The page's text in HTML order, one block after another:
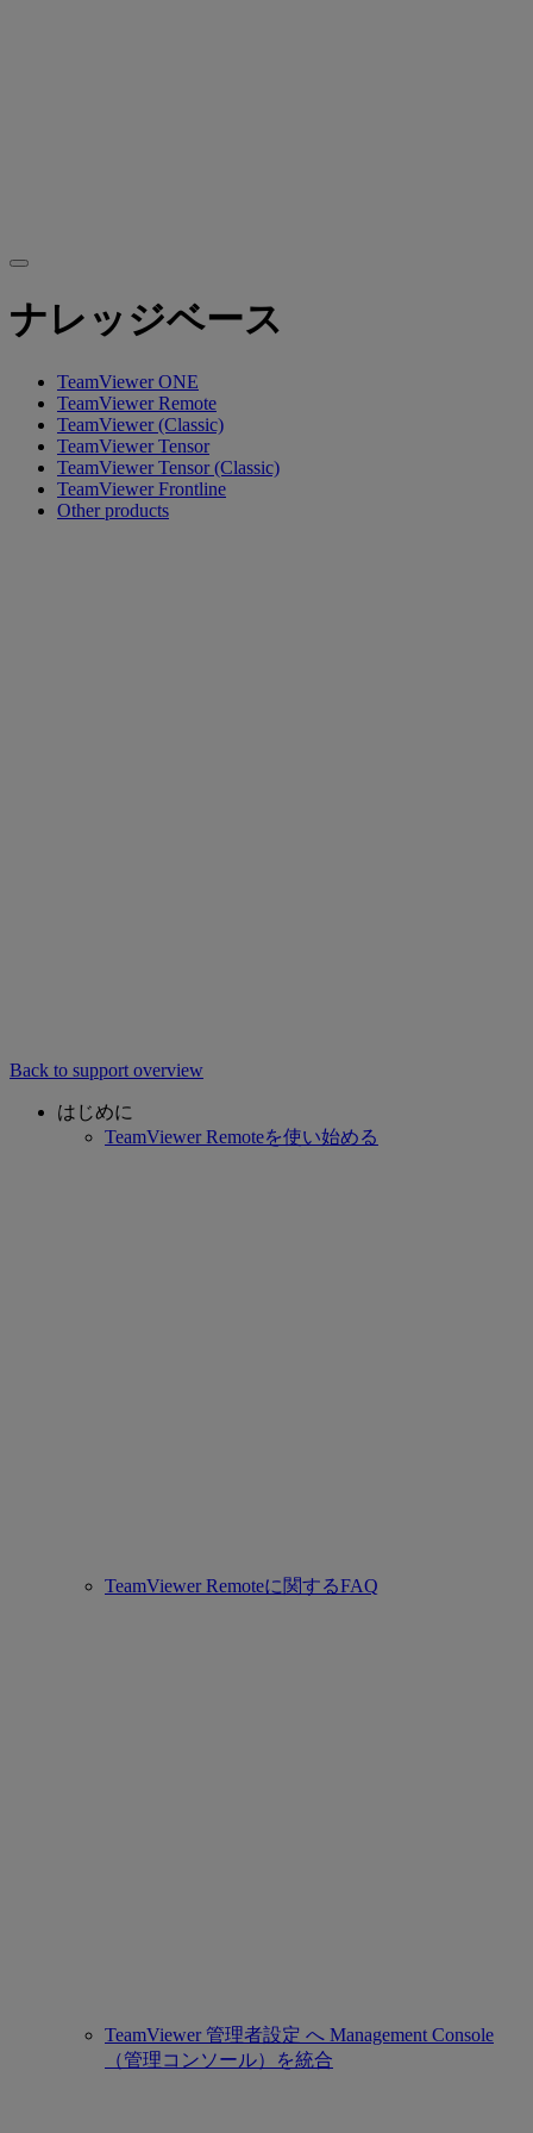
ナレッジベース
TeamViewer ONE
TeamViewer Remote
TeamViewer (Classic)
TeamViewer Tensor
TeamViewer Tensor (Classic)
TeamViewer Frontline
Other products
Back to support overview
はじめに
TeamViewer Remoteを使い始める
TeamViewer Remoteに関するFAQ
TeamViewer 管理者設定 へ Management Console
（管理コンソール）を統合